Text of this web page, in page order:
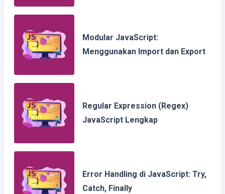
Modular JavaScript:
Menggunakan Import dan Export
Regular Expression (Regex)
JavaScript Lengkap
Error Handling di JavaScript: Try,
Catch, Finally